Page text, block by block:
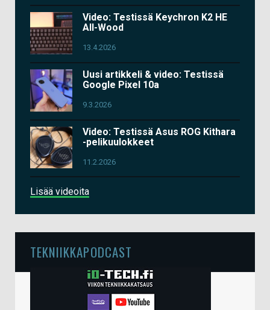
Video: Testissä Keychron K2 HE
All-Wood
13.4.2026
Uusi artikkeli & video: Testissä
Google Pixel 10a
9.3.2026
Video: Testissä Asus ROG Kithara
-pelikuulokkeet
11.2.2026
Lisää videoita
TEKNIIKKAPODCAST